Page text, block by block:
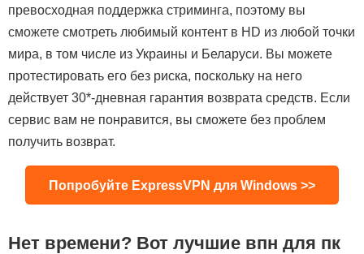
превосходная поддержка стриминга, поэтому вы
сможете смотреть любимый контент в HD из любой точки
мира, в том числе из Украины и Беларуси. Вы можете
протестировать его без риска, поскольку на него
действует 30*-дневная гарантия возврата средств. Если
сервис вам не понравится, вы сможете без проблем
получить возврат.
Попробуйте ExpressVPN для Windows >>
Нет времени? Вот лучшие впн для пк